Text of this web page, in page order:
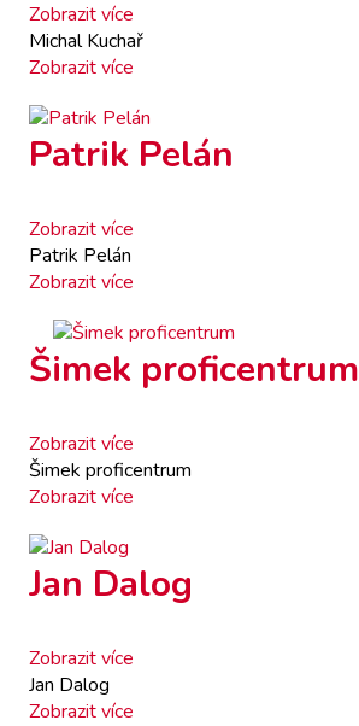
Zobrazit více
Michal Kuchař
Zobrazit více
Patrik Pelán
Zobrazit více
Patrik Pelán
Zobrazit více
Šimek proficentrum
Zobrazit více
Šimek proficentrum
Zobrazit více
Jan Dalog
Zobrazit více
Jan Dalog
Zobrazit více